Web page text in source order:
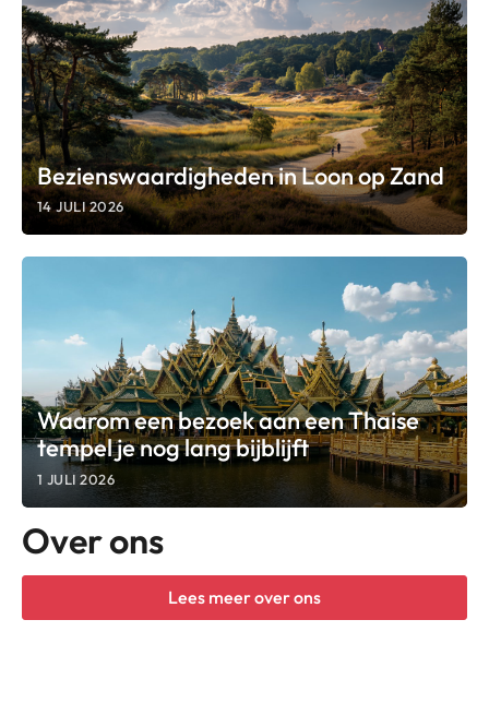
Bezienswaardigheden in Loon op Zand
14 JULI 2026
Waarom een bezoek aan een Thaise
tempel je nog lang bijblijft
1 JULI 2026
Over ons
Lees meer over ons